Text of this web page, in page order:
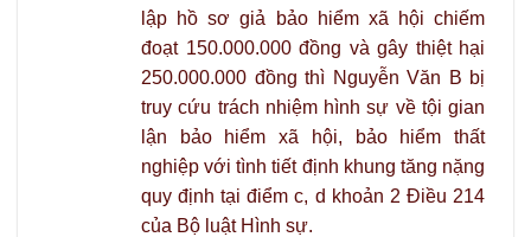
lập hồ sơ giả bảo hiểm xã hội chiếm
đoạt 150.000.000 đồng và gây thiệt hại
250.000.000 đồng thì Nguyễn Văn B bị
truy cứu trách nhiệm hình sự về tội gian
lận bảo hiểm xã hội, bảo hiểm thất
nghiệp với tình tiết định khung tăng nặng
quy định tại điểm c, d khoản 2 Điều 214
của Bộ luật Hình sự.